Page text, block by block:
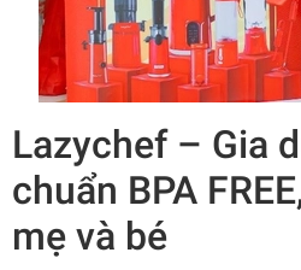
Lazychef – Gia
chuẩn BPA
mẹ và bé